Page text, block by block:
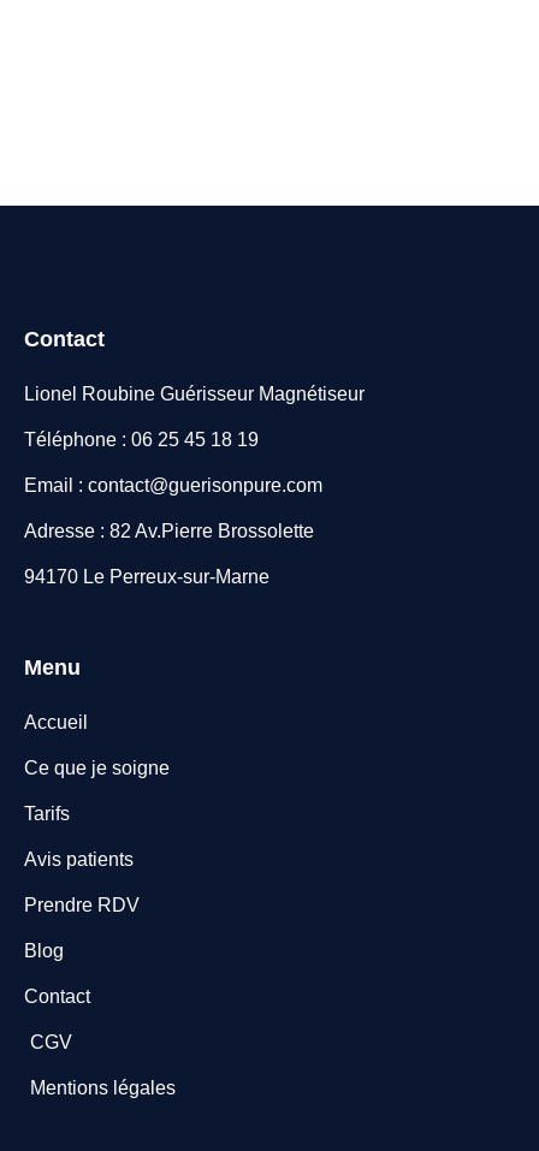
Contact
Lionel Roubine Guérisseur Magnétiseur
Téléphone : 06 25 45 18 19
Email : contact@guerisonpure.com
Adresse : 82 Av.Pierre Brossolette
94170 Le Perreux-sur-Marne
Menu
Accueil
Ce que je soigne
Tarifs
Avis patients
Prendre RDV
Blog
Contact
CGV
Mentions légales